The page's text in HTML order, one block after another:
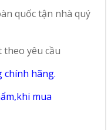
FHA100BVMV
quốc tận nhà quý
theo yêu cầu
chính hãng.
mua